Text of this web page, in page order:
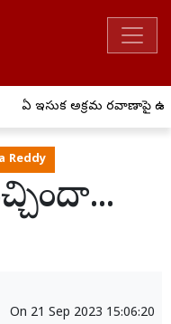
ఏపీ ఇసుక అక్రమ రవాణాపై
Reddy
On 21 Sep 2023 15:06:20